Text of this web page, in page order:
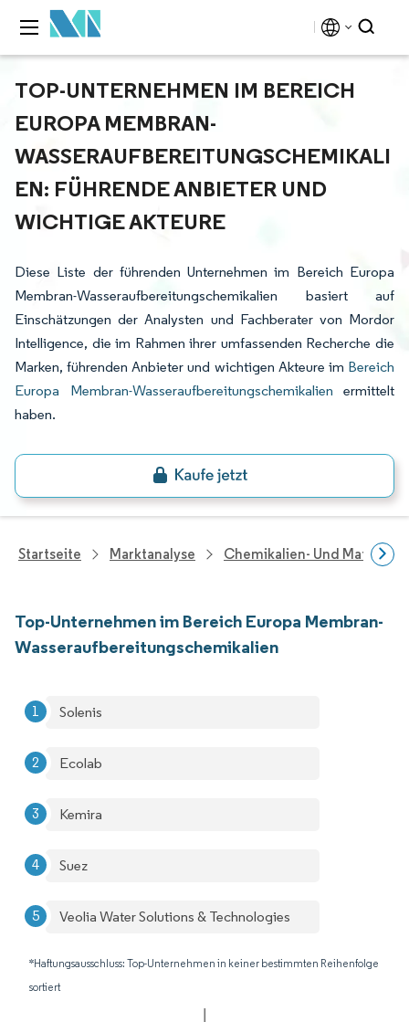
TOP-UNTERNEHMEN IM BEREICH
EUROPA MEMBRAN-
WASSERAUFBEREITUNGSCHEMIKALI
EN: FÜHRENDE ANBIETER UND
WICHTIGE AKTEURE
Diese Liste der führenden Unternehmen im Bereich Europa
Membran-Wasseraufbereitungschemikalien basiert auf
Einschätzungen der Analysten und Fachberater von Mordor
Intelligence, die im Rahmen ihrer umfassenden Recherche die
Marken, führenden Anbieter und wichtigen Akteure im Bereich
Europa Membran-Wasseraufbereitungschemikalien ermittelt
haben.
Startseite Marktanalyse Chemikalien- Und
Top-Unternehmen im Bereich Europa Membran-
Wasseraufbereitungschemikalien
Solenis
Ecolab
Kemira
Suez
Veolia Water Solutions & Technologies
*Haftungsausschluss: Top-Unternehmen in keiner bestimmten Reihenfolge
sortiert